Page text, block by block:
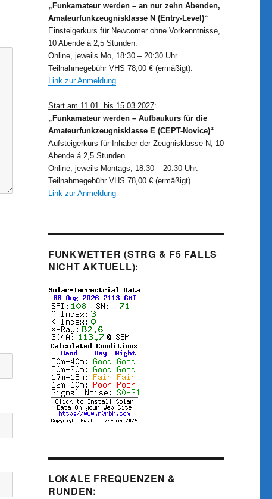
„Funkamateur werden – an nur zehn Abenden,
Amateurfunkzeugnisklasse N (Entry-Level)“
Einsteigerkurs für Newcomer ohne Vorkenntnisse,
10 Abende á 2,5 Stunden.
Online, jeweils Mo, 18:30 – 20:30 Uhr.
Teilnahmegebühr VHS 78,00 € (ermäßigt).
Link zur Anmeldung
Start am 11.01. bis 15.03.2027:
„Funkamateur werden – Aufbaukurs für die
Amateurfunkzeugnisklasse E (CEPT-Novice)“
Aufsteigerkurs für Inhaber der Zeugnisklasse N, 10
Abende á 2,5 Stunden.
Online, jeweils Montags, 18:30 – 20:30 Uhr.
Teilnahmegebühr VHS 78,00 € (ermäßigt).
Link zur Anmeldung
FUNKWETTER (STRG & F5 FALLS
NICHT AKTUELL):
LOKALE FREQUENZEN &
RUNDEN: